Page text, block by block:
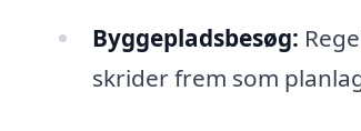
Byggepladsbesøg:
skrider frem som